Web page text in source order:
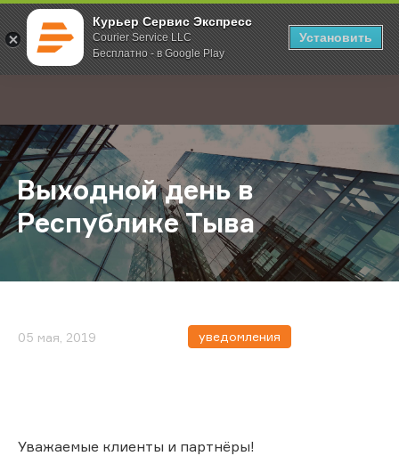
Курьер Сервис Экспресс
Courier Service LLC
Бесплатно - в Google Play
Установить
; Главная О компании Новости Выходной день в Республике
Выходной день в
Республике Тыва
05 мая, 2019 уведомления
Уважаемые клиенты и партнёры!